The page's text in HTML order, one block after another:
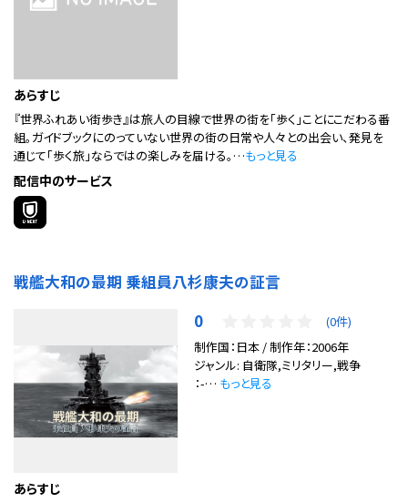
あらすじ
『世界ふれあい街歩き』は旅人の目線で世界の街を「歩く」ことにこだわる番
組。ガイドブックにのっていない世界の街の日常や人々との出会い、発見を
通じて「歩く旅」ならではの楽しみを届ける。…もっと見る
配信中のサービス
戦艦大和の最期 乗組員八杉康夫の証言
0
(0件)
制作国：日本 / 制作年：2006年
ジャンル: 自衛隊,ミリタリー,戦争
：-… もっと見る
あらすじ